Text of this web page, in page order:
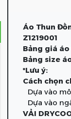
Áo Thun
Z1219001
Bảng giá
Bảng size
*Lưu ý:
Cách chọn
Dựa vào
Dựa vào
VẢI